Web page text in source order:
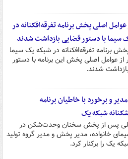
عوامل اصلی پخش برنامه تفرقه‌افکنانه در
سیما با دستور قضایی بازداشت شدند
برنامه تفرقه‌افکنانه در شبکه یک سیما
از عوامل اصلی پخش این برنامه با دستور
شدند.
و برخورد با خاطیان برنامه
شبکه یک
پس از پخش سخنان وحدت‌شکن در
خانواده، مدیر پخش و مدیر گروه تولید
یک را برکنار کرد.